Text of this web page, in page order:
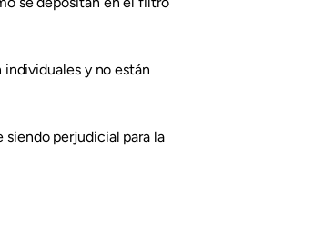
y no están
siendo perjudicial para la